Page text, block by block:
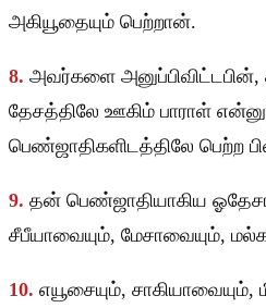
அகியூதையும் பெற்றான்.
8. அவர்களை
தேசத்திலே ஊகிம் பாராள்
பெண்ஜாதிகளிடத்திலே பெற்ற
9. தன் பெண்ஜாதியாகிய
சீபீயாவையும், மேசாவையும்,
10. எயூசையும், சாகியாவையும்,